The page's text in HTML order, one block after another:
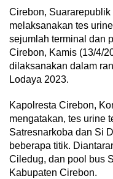
Cirebon,
melaksanakan tes
sejumlah terminal dan
Cirebon, Kamis (13/4/
dilaksanakan dalam
Lodaya 2023.
Kapolresta Cirebon,
mengatakan, tes urine
Satresnarkoba dan Si
beberapa titik.
Ciledug, dan pool bus
Kabupaten Cirebon.